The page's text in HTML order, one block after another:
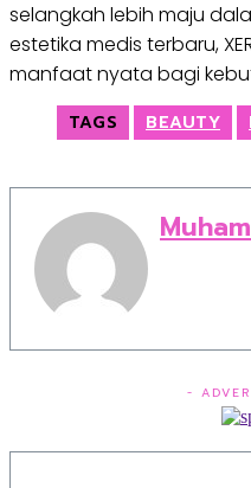
selangkah lebih maju
estetika medis terbaru,
manfaat nyata bagi
TAGS BEAUTY
-